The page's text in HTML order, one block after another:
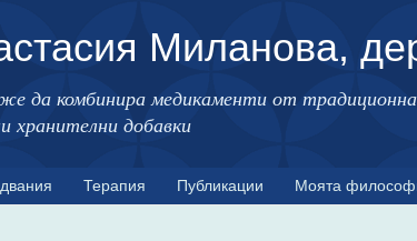
Миланова,
да комбинира медикаменти от
хранителни добавки
Терапия Публикации Моята